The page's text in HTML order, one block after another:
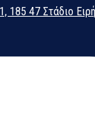
185 47 Στάδιο